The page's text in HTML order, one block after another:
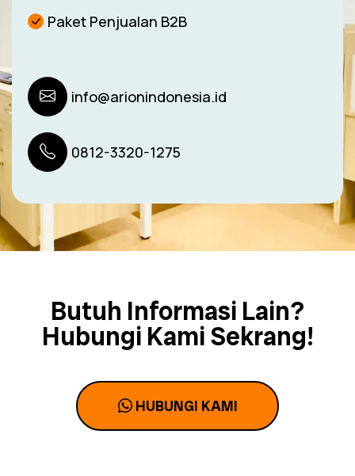
Paket Penjualan B2B
info@arionindonesia.id
0812-3320-1275
Butuh Informasi Lain?
Hubungi Kami Sekrang!
HUBUNGI KAMI